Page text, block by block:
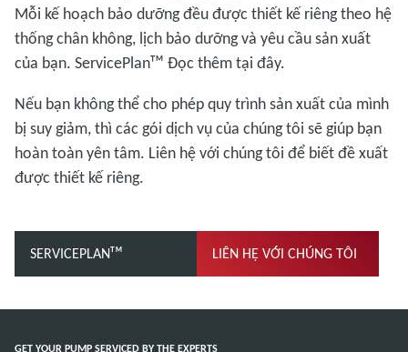
Mỗi kế hoạch bảo dưỡng đều được thiết kế riêng theo hệ
thống chân không, lịch bảo dưỡng và yêu cầu sản xuất
của bạn. ServicePlanᵀᴹ Đọc thêm tại đây.
Nếu bạn không thể cho phép quy trình sản xuất của mình
bị suy giảm, thì các gói dịch vụ của chúng tôi sẽ giúp bạn
hoàn toàn yên tâm. Liên hệ với chúng tôi để biết đề xuất
được thiết kế riêng.
SERVICEPLANᵀᴹ LIÊN HỆ VỚI CHÚNG TÔI
GET YOUR PUMP SERVICED BY THE EXPERTS